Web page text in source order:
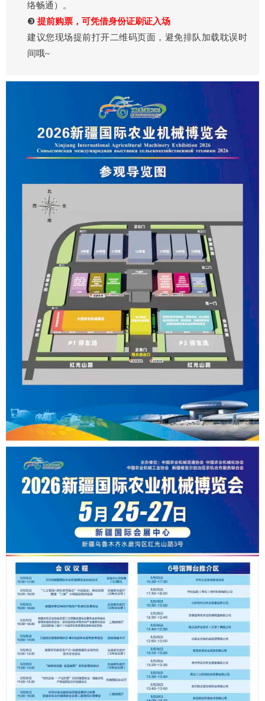
络畅通）。
❸提前购票，可凭借身份证刷证入场
建议您现场提前打开二维码页面，避免排队加载耽误时
间哦~